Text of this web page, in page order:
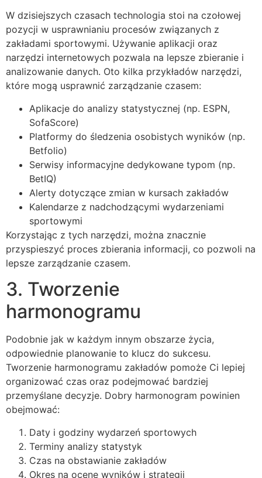
W dzisiejszych czasach technologia stoi na czołowej
pozycji w usprawnianiu procesów związanych z
zakładami sportowymi. Używanie aplikacji oraz
narzędzi internetowych pozwala na lepsze zbieranie i
analizowanie danych. Oto kilka przykładów narzędzi,
które mogą usprawnić zarządzanie czasem:
Aplikacje do analizy statystycznej (np. ESPN,
SofaScore)
Platformy do śledzenia osobistych wyników (np.
Betfolio)
Serwisy informacyjne dedykowane typom (np.
BetIQ)
Alerty dotyczące zmian w kursach zakładów
Kalendarze z nadchodzącymi wydarzeniami
sportowymi
Korzystając z tych narzędzi, można znacznie
przyspieszyć proces zbierania informacji, co pozwoli na
lepsze zarządzanie czasem.
3. Tworzenie
harmonogramu
Podobnie jak w każdym innym obszarze życia,
odpowiednie planowanie to klucz do sukcesu.
Tworzenie harmonogramu zakładów pomoże Ci lepiej
organizować czas oraz podejmować bardziej
przemyślane decyzje. Dobry harmonogram powinien
obejmować:
Daty i godziny wydarzeń sportowych
Terminy analizy statystyk
Czas na obstawianie zakładów
Okres na ocenę wyników i strategii